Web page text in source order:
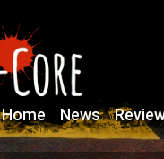
Home News